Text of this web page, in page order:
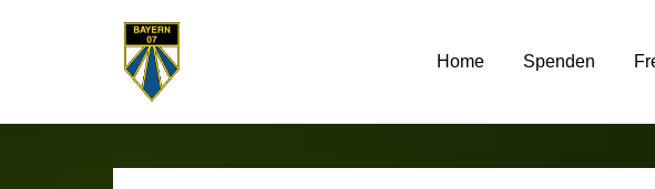
Home Spenden